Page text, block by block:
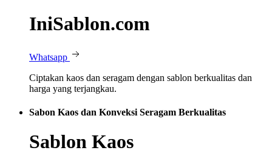
IniSablon.com
Whatsapp
Ciptakan kaos dan seragam dengan sablon berkualitas dan
harga yang terjangkau.
Sabon Kaos dan Konveksi Seragam Berkualitas
Sablon Kaos